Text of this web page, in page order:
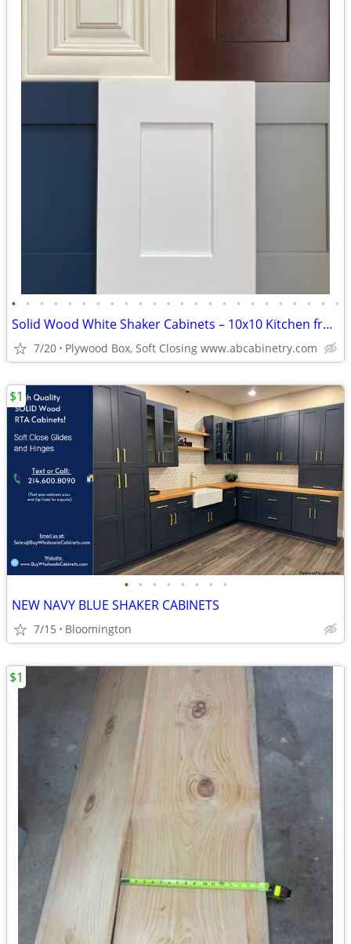
• • • • • • • • • • • • • • • • • • • • • • • •
Solid Wood White Shaker Cabinets – 10x10 Kitchen from $1,950+ (Free De
7/20 Plywood Box, Soft Closing www.abcabinetry.com
• • • • • • • •
NEW NAVY BLUE SHAKER CABINETS
7/15 Bloomington
$1
$1